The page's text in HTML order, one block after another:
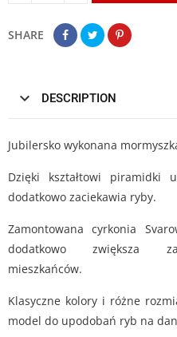
SHARE
DESCRIPTION
Jubilersko wykonana
Dzięki kształtowi piramidki
dodatkowo zaciekawia ryby.
Zamontowana cyrkonia
dodatkowo zwiększa
mieszkańców.
Klasyczne kolory i różne
model do upodobań ryb na